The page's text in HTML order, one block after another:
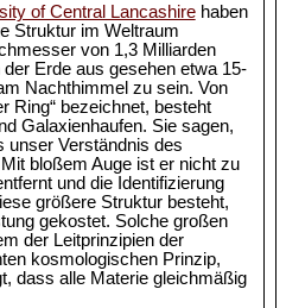
of Central Lancashirehaben
Struktur im Weltraum
von 1,3 Milliarden
Erde aus gesehen etwa 15-
Nachthimmel zu sein. Von
Ring“ bezeichnet, besteht
Galaxienhaufen. Sie sagen,
unser Verständnis des
bloßem Auge ist er nicht zu
und die Identifizierung
größere Struktur besteht,
gekostet. Solche großen
der Leitprinzipien der
kosmologischen Prinzip,
dass alle Materie gleichmäßig